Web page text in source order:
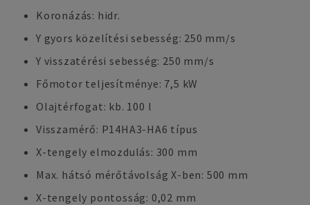
Koronázás: hidr.
Y gyors közelítési sebesség: 250 mm/s
Y visszatérési sebesség: 250 mm/s
Főmotor teljesítménye: 7,5 kW
Olajtérfogat: kb. 100 l
Visszamérő: P14HA3-HA6 típus
X-tengely elmozdulás: 300 mm
Max. hátsó mérőtávolság X-ben: 500 mm
X-tengely pontosság: 0,02 mm